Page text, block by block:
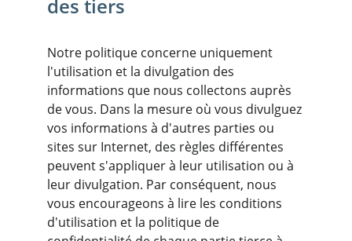
des tiers
Notre politique concerne uniquement
l'utilisation et la divulgation des
informations que nous collectons auprès
de vous. Dans la mesure où vous divulguez
vos informations à d'autres parties ou
sites sur Internet, des règles différentes
peuvent s'appliquer à leur utilisation ou à
leur divulgation. Par conséquent, nous
vous encourageons à lire les conditions
d'utilisation et la politique de